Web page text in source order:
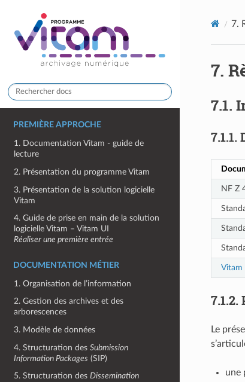
PREMIÈRE APPROCHE
1. Documentation Vitam - guide de
lecture
2. Présentation du programme Vitam
3. Présentation de la solution logicielle
Vitam
4. Guide de prise en main de la solution
logicielle Vitam – Vitam UI
Réaliser une première entrée
DOCUMENTATION MÉTIER
1. Organisation de l’information
2. Gestion des archives et des
arborescences
3. Modèle de données
4. Structuration desSubmission
Information Packages (SIP)
5. Structuration desDissemination
7.
7.
7.1.
7.1.1.
NF Z
Vitam
7.1.2.
Le
une